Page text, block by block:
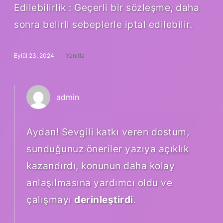
Edilebilirlik : Geçerli bir sözleşme, daha
sonra belirli sebeplerle iptal edilebilir.
Eylül 23, 2024 Yanıtla
admin
Aydan! Sevgili katkı veren dostum,
sunduğunuz öneriler yazıya açıklık
kazandırdı, konunun daha kolay
anlaşılmasına yardımcı oldu ve
çalışmayı derinleştirdi.